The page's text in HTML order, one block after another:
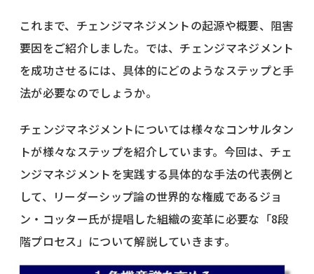
これまで、チェンジマネジメントの起源や概要、阻害
要因をご紹介しました。では、チェンジマネジメント
を成功させるには、具体的にどのようなステップと手
法が必要なのでしょうか。
チェンジマネジメントについては様々なコンサルタン
トが様々なステップを紹介しています。今回は、チェ
ンジマネジメントを実践する具体的な手法の代表例と
して、リーダーシップ論の世界的な権威であるジョ
ン・コッター氏が提唱した組織の変革に必要な「8段
階プロセス」について解説していきます。